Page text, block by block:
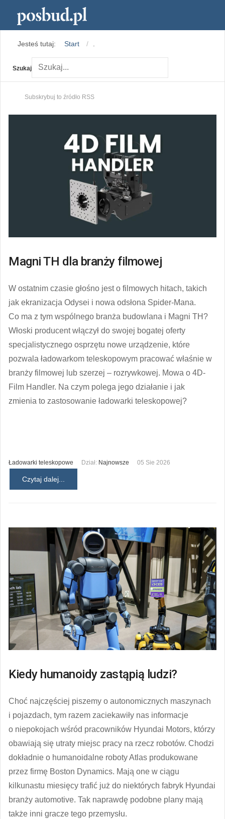
Jesteś tutaj: Start
Szukaj
Subskrybuj to źródło RSS
Magni TH dla branży filmowej
W ostatnim czasie głośno jest o filmowych hitach, takich
jak ekranizacja Odysei i nowa odsłona Spider-Mana.
Co ma z tym wspólnego branża budowlana i Magni TH?
Włoski producent włączył do swojej bogatej oferty
specjalistycznego osprzętu nowe urządzenie, które
pozwala ładowarkom teleskopowym pracować właśnie w
branży filmowej lub szerzej – rozrywkowej. Mowa o 4D-
Film Handler. Na czym polega jego działanie i jak
zmienia to zastosowanie ładowarki teleskopowej?
Ładowarki teleskopowe Dział: Najnowsze 05 Sie 2026
Czytaj dalej...
Kiedy humanoidy zastąpią ludzi?
Choć najczęściej piszemy o autonomicznych maszynach
i pojazdach, tym razem zaciekawiły nas informacje
o niepokojach wśród pracowników Hyundai Motors, którzy
obawiają się utraty miejsc pracy na rzecz robotów. Chodzi
dokładnie o humanoidalne roboty Atlas produkowane
przez firmę Boston Dynamics. Mają one w ciągu
kilkunastu miesięcy trafić już do niektórych fabryk Hyundai
branży automotive. Tak naprawdę podobne plany mają
także inni gracze tego przemysłu.